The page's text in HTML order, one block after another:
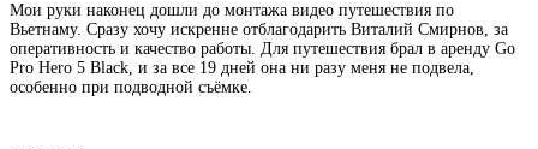
Мои руки наконец дошли до монтажа видео путешествия по
Вьетнаму. Сразу хочу искренне отблагодарить Виталий Смирнов, за
оперативность и качество работы. Для путешествия брал в аренду Go
Pro Hero 5 Black, и за все 19 дней она ни разу меня не подвела,
особенно при подводной съёмке.